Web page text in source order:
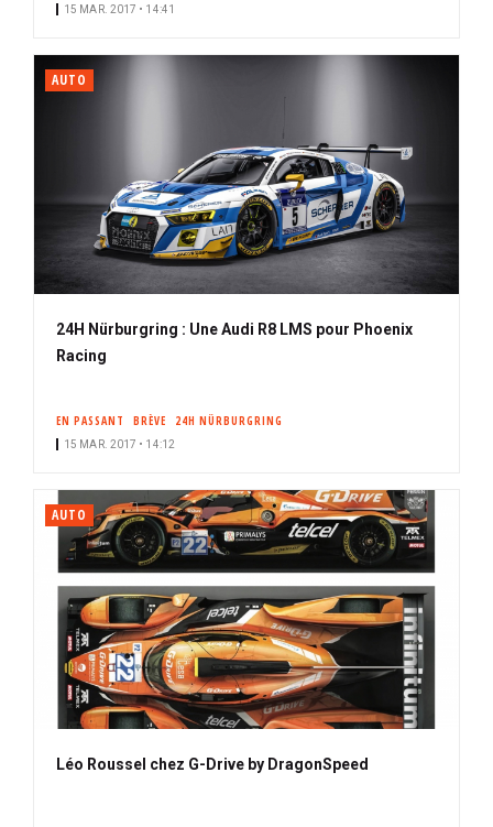
15 MAR. 2017 • 14:41
AUTO
24H Nürburgring : Une Audi R8 LMS pour Phoenix
Racing
EN PASSANT BRÈVE 24H NÜRBURGRING
15 MAR. 2017 • 14:12
AUTO
Léo Roussel chez G-Drive by DragonSpeed